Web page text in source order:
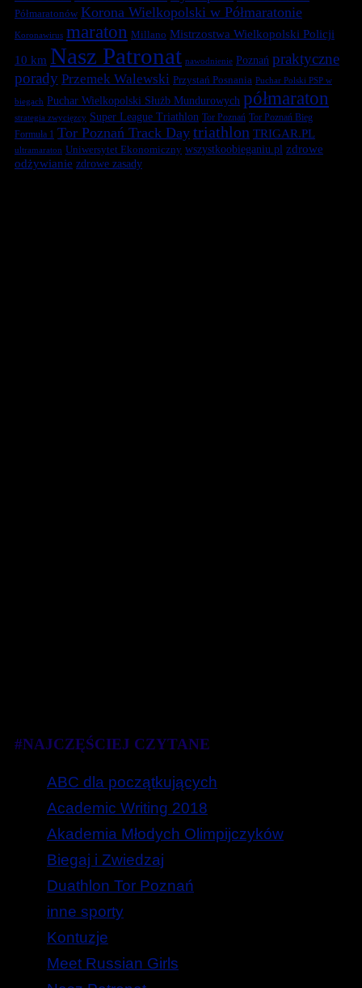
Półmaratonów Korona Wielkopolski w Półmaratonie
Koronawirus maraton Millano Mistrzostwa Wielkopolski Policji
10 km Nasz Patronat nawodnienie Poznań praktyczne
porady Przemek Walewski Przystań Posnania Puchar Polski PSP w
biegach Puchar Wielkopolski Służb Mundurowych półmaraton
strategia zwycięzcy Super League Triathlon Tor Poznań Tor Poznań Bieg
Formuła 1 Tor Poznań Track Day triathlon TRIGAR.PL
ultramaraton Uniwersytet Ekonomiczny wszystkoobieganiu.pl zdrowe
odżywianie zdrowe zasady
#NAJCZĘŚCIEJ CZYTANE
ABC dla początkujących
Academic Writing 2018
Akademia Młodych Olimpijczyków
Biegaj i Zwiedzaj
Duathlon Tor Poznań
inne sporty
Kontuzje
Meet Russian Girls